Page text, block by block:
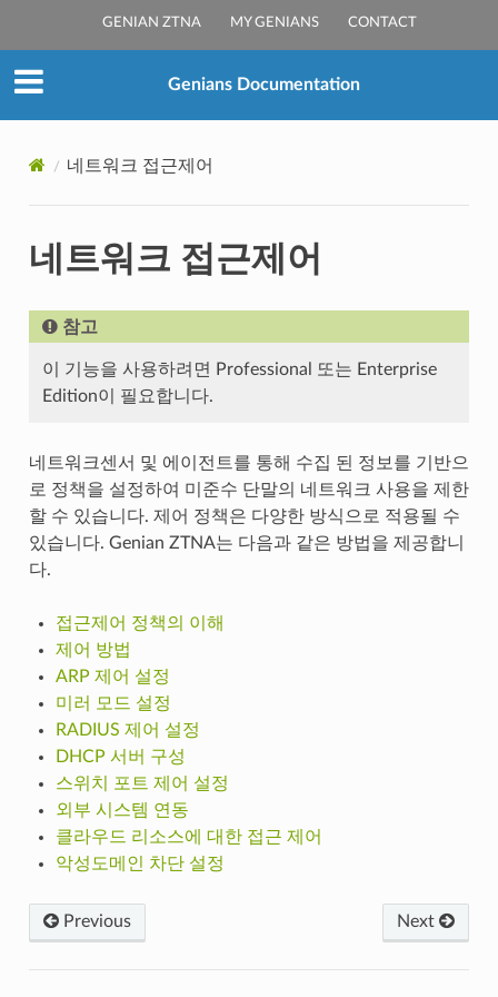
GENIAN ZTNA MY GENIANS CONTACT
Genians Documentation
네트워크 접근제어
네트워크 접근제어
참고
이 기능을 사용하려면 Professional 또는 Enterprise
Edition이 필요합니다.
네트워크센서 및 에이전트를 통해 수집 된 정보를 기반으
로 정책을 설정하여 미준수 단말의 네트워크 사용을 제한
할 수 있습니다. 제어 정책은 다양한 방식으로 적용될 수
있습니다. Genian ZTNA는 다음과 같은 방법을 제공합니
다.
접근제어 정책의 이해
제어 방법
ARP 제어 설정
미러 모드 설정
RADIUS 제어 설정
DHCP 서버 구성
스위치 포트 제어 설정
외부 시스템 연동
클라우드 리소스에 대한 접근 제어
악성도메인 차단 설정
Previous Next